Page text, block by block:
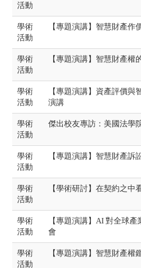
活動
學術
活動
【專題演講】智慧財產作
學術
活動
【專題演講】智慧財產權
學術
活動
【專題演講】資產評價與
演講
學術
活動
傑出校友專訪：美國法學
學術
活動
【專題演講】智慧財產訴
學術
活動
【學術研討】在契約之中
學術
活動
【專題演講】AI 對全球
會
學術
活動
【專題演講】智慧財產權